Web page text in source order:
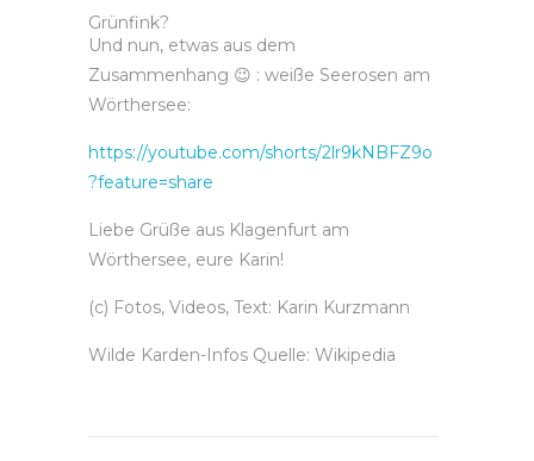
Grünfink?
Und nun, etwas aus dem
Zusammenhang 😉 : weiße Seerosen am
Wörthersee:
https://youtube.com/shorts/2lr9kNBFZ9o
?feature=share
Liebe Grüße aus Klagenfurt am
Wörthersee, eure Karin!
(c) Fotos, Videos, Text: Karin Kurzmann
Wilde Karden-Infos Quelle: Wikipedia